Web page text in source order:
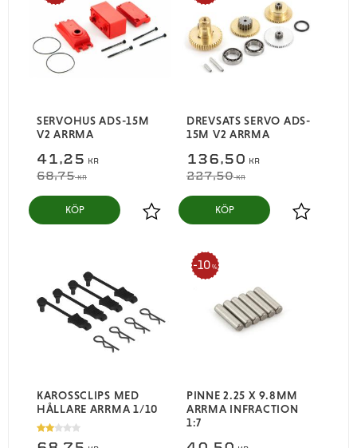
SERVOHUS ADS-15M
V2 ARRMA
41,25 KR
68,75KR
%
Lägg till i favoriter
KÖP
DREVSATS SERVO ADS-
15M V2 ARRMA
136,50 KR
227,50KR
%
Lägg till i
KÖP
KAROSSCLIPS MED
HÅLLARE ARRMA 1/10
PINNE 2.25 X 9.8MM
ARRMA INFRACTION
1:7​
10 %